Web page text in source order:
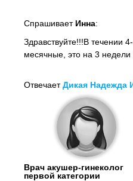
Спрашивает Инна:
Здравствуйте!!!В течении
месячные, это на 3
ОтвечаетДикая Надежда
Врач акушер-гинеколог
первой категории